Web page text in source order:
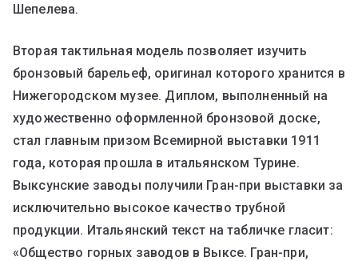
Шепелева.
Вторая тактильная модель позволяет изучить
бронзовый барельеф, оригинал которого хранится в
Нижегородском музее. Диплом, выполненный на
художественно оформленной бронзовой доске,
стал главным призом Всемирной выставки 1911
года, которая прошла в итальянском Турине.
Выксунские заводы получили Гран-при выставки за
исключительно высокое качество трубной
продукции. Итальянский текст на табличке гласит:
«Общество горных заводов в Выксе. Гран-при,